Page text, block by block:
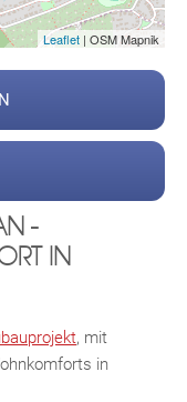
Leaflet | OSM Mapnik
-
IN
, mit
in